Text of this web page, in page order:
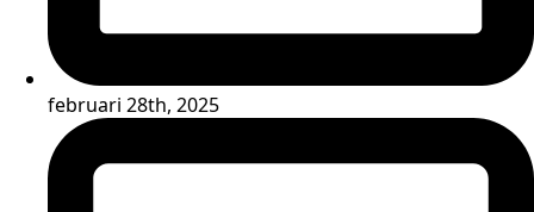
februari 28th, 2025